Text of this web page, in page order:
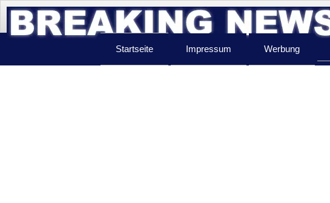
Startseite Impressum Werbung